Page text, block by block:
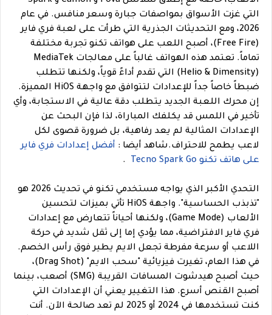
التي غزت الأسواق بمواصفات جبارة وسعر منافس. في عام
2026، ومع التحديثات الجذرية التي طرأت على لعبة فري فاير
(Free Fire)، أصبح اللعب على هواتف تكنو تجربة مختلفة
تماماً. تعتمد هذه الهواتف غالباً على معالجات MediaTek
(Helio & Dimensity) التي تقدم أداءً قوياً، ولكنها تتطلب
ضبطاً خاصاً جداً للإعدادات لتتوافق مع واجهة HiOS المميزة.
إن محرك اللعبة الجديد يتطلب دقة عالية في الاستجابة، وأي
تأخير في اللمس قد يكلفك المباراة، لذا فإن البحث عن
الإعدادات المثالية لم يعد رفاهية، بل ضرورة قصوى لكل
لاعب يطمح للاحتراف.شاهد أيضا : أفضل إعدادات فري فاير
على هاتف تكنو Tecno Spark Go
.
التحدي الأكبر الذي يواجه مستخدمي تكنو في تحديث 2026 هو
"تذبذب الحساسية". واجهة HiOS تأتي بميزات لتحسين
الألعاب (Game Mode)، ولكنها أحياناً تتعارض مع إعدادات
فري فاير الافتراضية، مما يؤدي إما إلى ثقل شديد في حركة
اللاعب أو سرعة مفرطة تجعل الايم يطير فوق رأس الخصم.
في هذا العام، تغيرت فيزيائية "سحب الايم" (Drag Shot)،
حيث أصبح هيدشوت المسافات القريبة (SMG) أصعب، بينما
أصبح القنص أسرع. هذا التغيير يعني أن الإعدادات التي
كنت تستخدمها في 2024 أو 2025 لم تعد صالحة الآن. أنت